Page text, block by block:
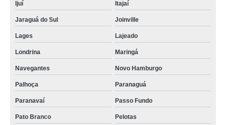
Ijuí Itajaí
Jaraguá do Sul Joinville
Lages Lajeado
Londrina Maringá
Navegantes Novo Hamburgo
Palhoça Paranaguá
Paranavaí Passo Fundo
Pato Branco Pelotas